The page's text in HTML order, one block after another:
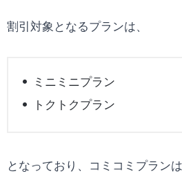
割引対象となるプランは、
ミニミニプラン
トクトクプラン
となっており、コミコミプラン